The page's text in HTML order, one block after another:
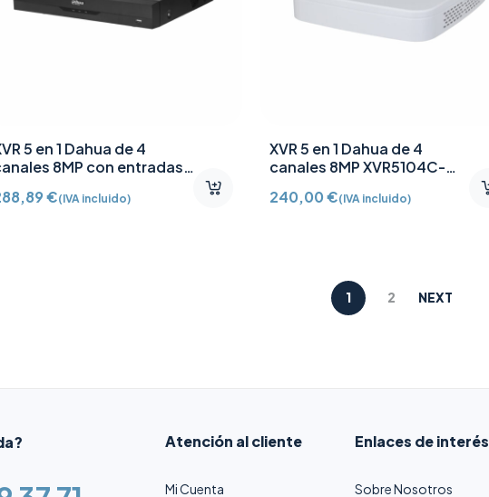
5 en 1 Dahua de 4
8MP con entradas
€(IVA incluido)
XVR 5 en 1 Dahua de 4
canales 8MP XVR5104C-
240,00€(IVA incluido)
1 2 NEXT
Atención al cliente
Mi Cuenta
Enlaces de interés
Sobre Nosotros